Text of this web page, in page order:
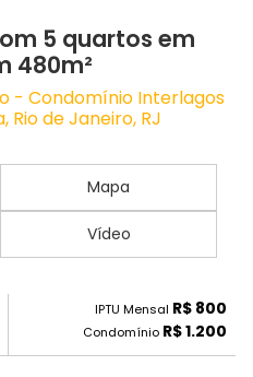
5 quartos em
480m²
- Condomínio Interlagos
Rio de Janeiro, RJ
Mapa
Vídeo
IPTU Mensal R$ 800
Condomínio R$ 1.200